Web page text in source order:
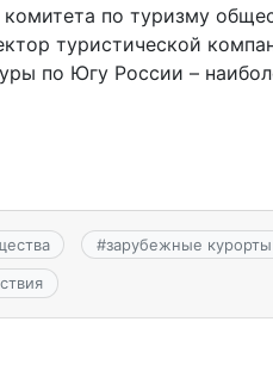
комитета по туризму
туристической
по Югу России –
#зарубежные курорты